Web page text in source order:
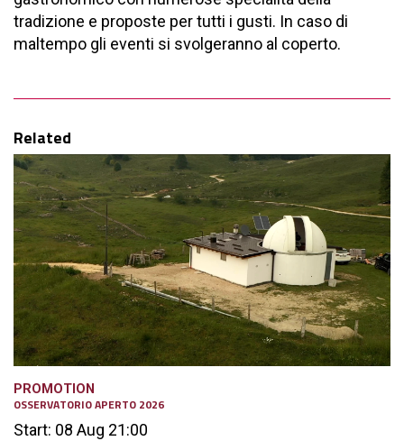
tradizione e proposte per tutti i gusti. In caso di
maltempo gli eventi si svolgeranno al coperto.
Related
PROMOTION
OSSERVATORIO APERTO 2026
Start: 08 Aug 21:00